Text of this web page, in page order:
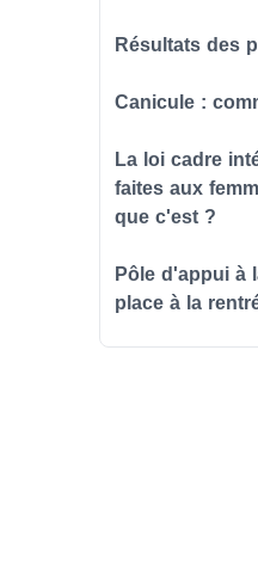
Résultats des
Canicule :
La loi cadre
faites aux
que c'est ?
Pôle d'appui à
place à la